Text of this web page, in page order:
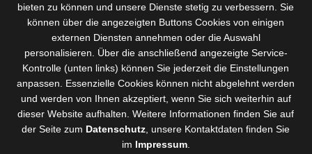
bieten zu können und unsere Dienste stetig zu verbessern . Sie
können über die angezeigten Buttons Cookies von einigen
externen Diensten annehmen oder die Auswahl
personalisieren. Über die anschließend angezeigte Service-
Kontrolle (unten links) können Sie jederzeit die Einstellungen
anpassen. Essenzielle Cookies können nicht abgelehnt werden
und werden von Ihnen akzeptiert, wenn Sie sich weiterhin auf
dieser Website aufhalten. Weitere Informationen finden Sie auf
der Seite zum Datenschutz , unsere Kontaktdaten finden Sie
im Impressum.